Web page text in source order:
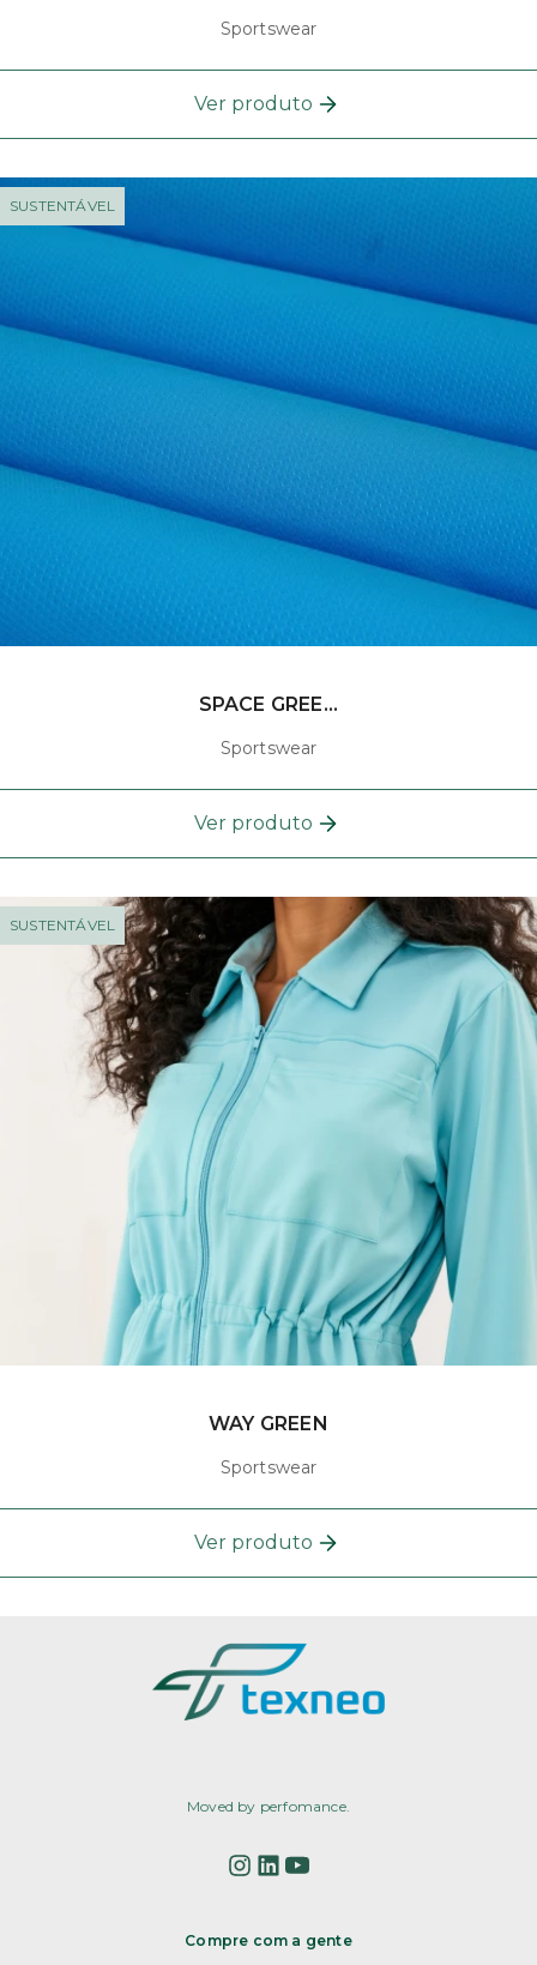
Sportswear
Ver produto
SUSTENTÁVEL
SPACE GREE...
Sportswear
Ver produto
SUSTENTÁVEL
WAY GREEN
Sportswear
Ver produto
Moved by perfomance.
Compre com a gente